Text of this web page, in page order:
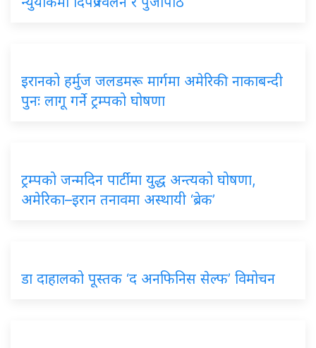
इरानको हर्मुज जलडमरू मार्गमा अमेरिकी नाकाबन्दी
पुनः लागू गर्ने ट्रम्पको घोषणा
ट्रम्पको जन्मदिन पार्टीमा युद्ध अन्त्यको घोषणा,
अमेरिका–इरान तनावमा अस्थायी ‘ब्रेक’
डा दाहालको पूस्तक ‘द अनफिनिस सेल्फ’ विमोचन